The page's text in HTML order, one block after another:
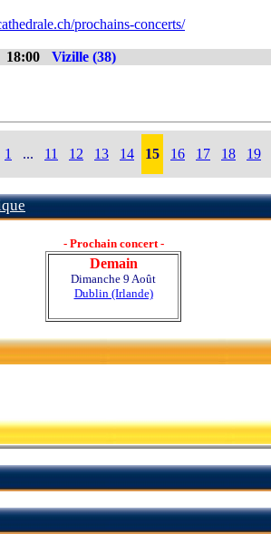
prochains-concerts/
18:00
Vizille (38)
1 ... 11 12 13 14 15 16 17 18 19
- Prochain concert -
Demain
Dimanche 9 Août
Dublin (Irlande)